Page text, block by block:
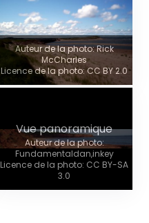
Auteur de la photo: Rick
McCharles
Licence de la photo: CC BY 2.0
Vue panoramique
Auteur de la photo:
Fundamentaldan,inkey
Licence de la photo: CC BY-SA
3.0